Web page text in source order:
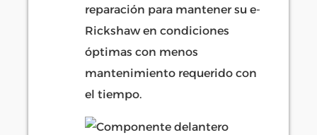
reparación para mantener su e-
Rickshaw en condiciones
óptimas con menos
mantenimiento requerido con
el tiempo.